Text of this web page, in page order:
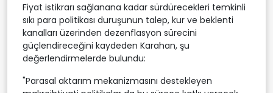
Fiyat istikrarı sağlanana kadar sürdürecekleri temkinli
sıkı para politikası duruşunun talep, kur ve beklenti
kanalları üzerinden dezenflasyon sürecini
güçlendireceğini kaydeden Karahan, şu
değerlendirmelerde bulundu:
"Parasal aktarım mekanizmasını destekleyen